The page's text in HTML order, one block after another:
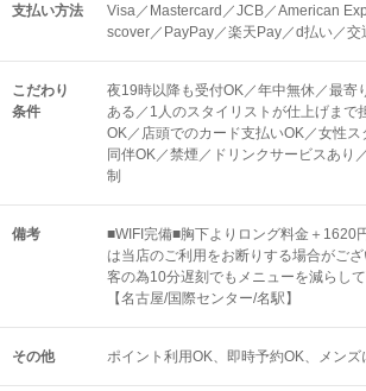
支払い方法
Visa／Mastercard／JCB／American
scover／PayPay／楽天Pay／d払い／交
こだわり
条件
夜19時以降も受付OK／年中無休／最寄
ある／1人のスタイリストが仕上げまで
OK／店頭でのカード支払いOK／女性ス
同伴OK／禁煙／ドリンクサービスあり
制
備考
■WIFI完備■胸下よりロング料金＋1620
は当店のご利用をお断りする場合がご
客の為10分遅刻でもメニューを減らし
【名古屋/国際センター/名駅】
その他 ポイント利用OK 即時予約OK メンズ